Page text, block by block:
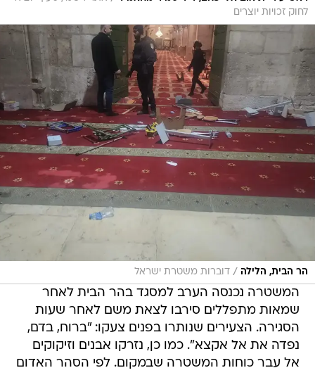
לחוק זכויות יוצרים
הר הבית, הלילה / דוברות משטרת ישראל
המשטרה נכנסה הערב למסגד בהר הבית לאחר
שמאות מתפללים סירבו לצאת משם לאחר שעות
הסגירה. הצעירים שנותרו בפנים צעקו: "ברוח, בדם,
נפדה את אל אקצא". כמו כן, נזרקו אבנים וזיקוקים
אל עבר כוחות המשטרה שבמקום. לפי הסהר האדום